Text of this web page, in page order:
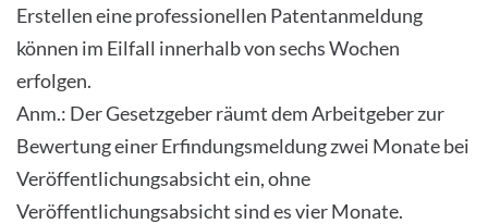
Erstellen eine professionellen Patentanmeldung
können im Eilfall innerhalb von sechs Wochen
erfolgen.
Anm.: Der Gesetzgeber räumt dem Arbeitgeber zur
Bewertung einer Erfindungsmeldung zwei Monate bei
Veröffentlichungsabsicht ein, ohne
Veröffentlichungsabsicht sind es vier Monate.